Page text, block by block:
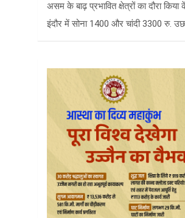
असम के बाढ़ प्रभावित क्षेत्रों का दौरा
इंदौर में सोना 1400 और चांदी 3300 रु.